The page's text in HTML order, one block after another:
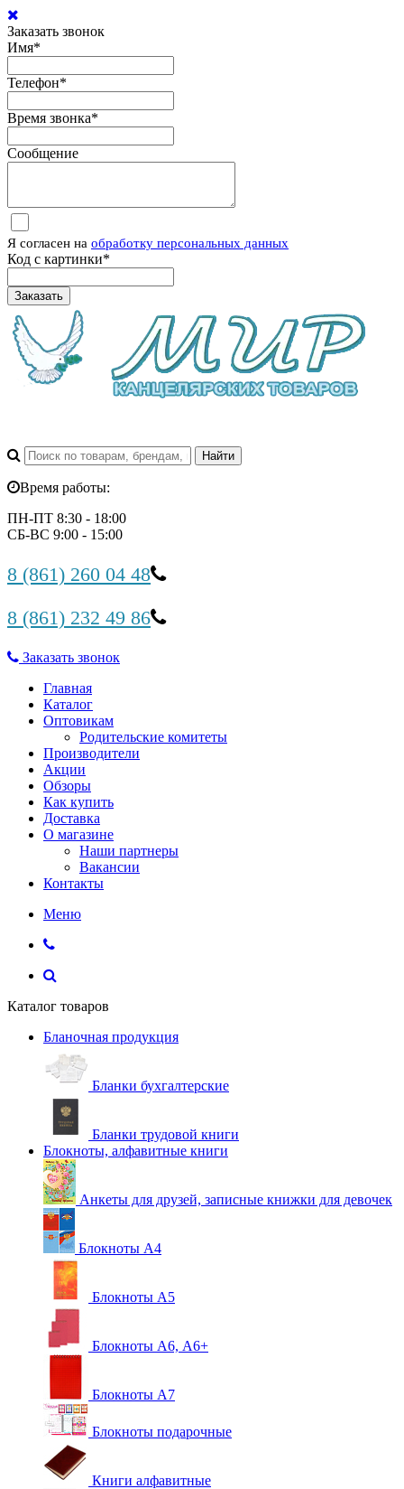
Заказать звонок
Имя*
Телефон*
Время звонка*
Сообщение
Я согласен на обработку персональных данных
Код с картинки*
Заказать
Время работы:
ПН-ПТ 8:30 - 18:00
СБ-ВС 9:00 - 15:00
8 (861) 260 04 48
8 (861) 232 49 86
Заказать звонок
Главная
Каталог
Оптовикам
Родительские комитеты
Производители
Акции
Обзоры
Как купить
Доставка
О магазине
Наши партнеры
Вакансии
Контакты
Меню
Каталог товаров
Бланочная продукция
Бланки бухгалтерские
Бланки трудовой книги
Блокноты, алфавитные книги
Анкеты для друзей, записные книжки для девочек
Блокноты А4
Блокноты А5
Блокноты А6, А6+
Блокноты А7
Блокноты подарочные
Книги алфавитные